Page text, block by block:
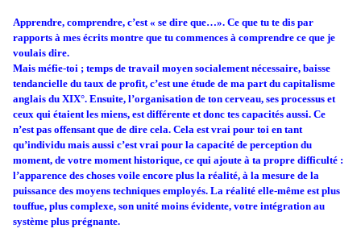
Apprendre, comprendre, c’est « se dire que…». Ce que tu te dis par
rapports à mes écrits montre que tu commences à comprendre ce que je
voulais dire.
Mais méfie-toi ; temps de travail moyen socialement nécessaire, baisse
tendancielle du taux de profit, c’est une étude de ma part du capitalisme
anglais du XIX°. Ensuite, l’organisation de ton cerveau, ses processus et
ceux qui étaient les miens, est différente et donc tes capacités aussi. Ce
n’est pas offensant que de dire cela. Cela est vrai pour toi en tant
qu’individu mais aussi c’est vrai pour la capacité de perception du
moment, de votre moment historique, ce qui ajoute à ta propre difficulté :
l’apparence des choses voile encore plus la réalité, à la mesure de la
puissance des moyens techniques employés. La réalité elle-même est plus
touffue, plus complexe, son unité moins évidente, votre intégration au
système plus prégnante.